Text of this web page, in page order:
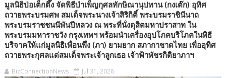
มูลนิธิป่อเต็กตึ๊ง จัดพิธีบำเพ็ญกุศลทักษิณานุปทาน (กงเต๊ก) อุทิศ
ถวายพระบรมศพ สมเด็จพระนางเจ้าสิริกิติ์ พระบรมราชินีนาถ
พระบรมราชชนนีพันปีหลวง ณ พระที่นั่งดุสิตมหาปราสาท ใน
พระบรมมหาราชวัง กรุงเทพฯ พร้อมนำเครื่องอุปโภคบริโภคในพิธี
บริจาคให้แก่มูลนิธิเพื่อนพึ่ง (ภา) ยามยาก สภากาชาดไทย เพื่ออุทิศ
ถวายพระกุศลแด่สมเด็จพระเจ้าลูกเธอ เจ้าฟ้าพัชรกิติยาภาฯ
BizConnectionNews Jul 31, 2026